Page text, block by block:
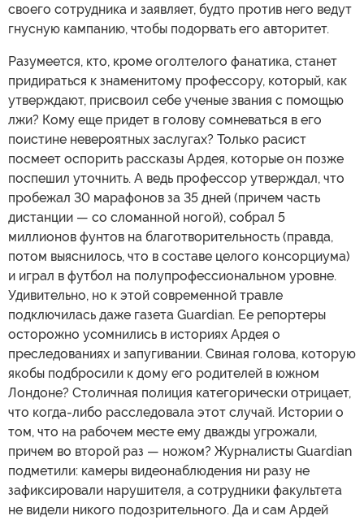
своего сотрудника и заявляет, будто против него ведут
гнусную кампанию, чтобы подорвать его авторитет.
Разумеется, кто, кроме оголтелого фанатика, станет
придираться к знаменитому профессору, который, как
утверждают, присвоил себе ученые звания с помощью
лжи? Кому еще придет в голову сомневаться в его
поистине невероятных заслугах? Только расист
посмеет оспорить рассказы Ардея, которые он позже
поспешил уточнить. А ведь профессор утверждал, что
пробежал 30 марафонов за 35 дней (причем часть
дистанции — со сломанной ногой), собрал 5
миллионов фунтов на благотворительность (правда,
потом выяснилось, что в составе целого консорциума)
и играл в футбол на полупрофессиональном уровне.
Удивительно, но к этой современной травле
подключилась даже газета Guardian. Ее репортеры
осторожно усомнились в историях Ардея о
преследованиях и запугивании. Свиная голова, которую
якобы подбросили к дому его родителей в южном
Лондоне? Столичная полиция категорически отрицает,
что когда-либо расследовала этот случай. Истории о
том, что на рабочем месте ему дважды угрожали,
причем во второй раз — ножом? Журналисты Guardian
подметили: камеры видеонаблюдения ни разу не
зафиксировали нарушителя, а сотрудники факультета
не видели никого подозрительного. Да и сам Ардей